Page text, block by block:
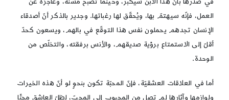
في صدرها بأنّ هذا الابن سيكبر، وحينما تُصبح مسنّة، وعاجزة عن
العمل، فإنّه سيهتمّ بها، ويُحقّق لها رغباتها. وجدير بالذكر أنّ أصدقاء
الإنسان تجدهم يحملون نفس هذا التوقّع في بالهم، ويسعون كحدّ
أقلّ إلى الاستمتاع برؤية صديقهم، والأنس برفقته، والتخلّص من
الوحدة.
أما في العلاقات العشقيّة، فإنّ المحبّة تكون بنحوٍ لو أنّ هذه الخيرات
ولوازمها وآثارها لم تصل من المحبوب إلى المحبّ، لظلّ العاشق محبًّا